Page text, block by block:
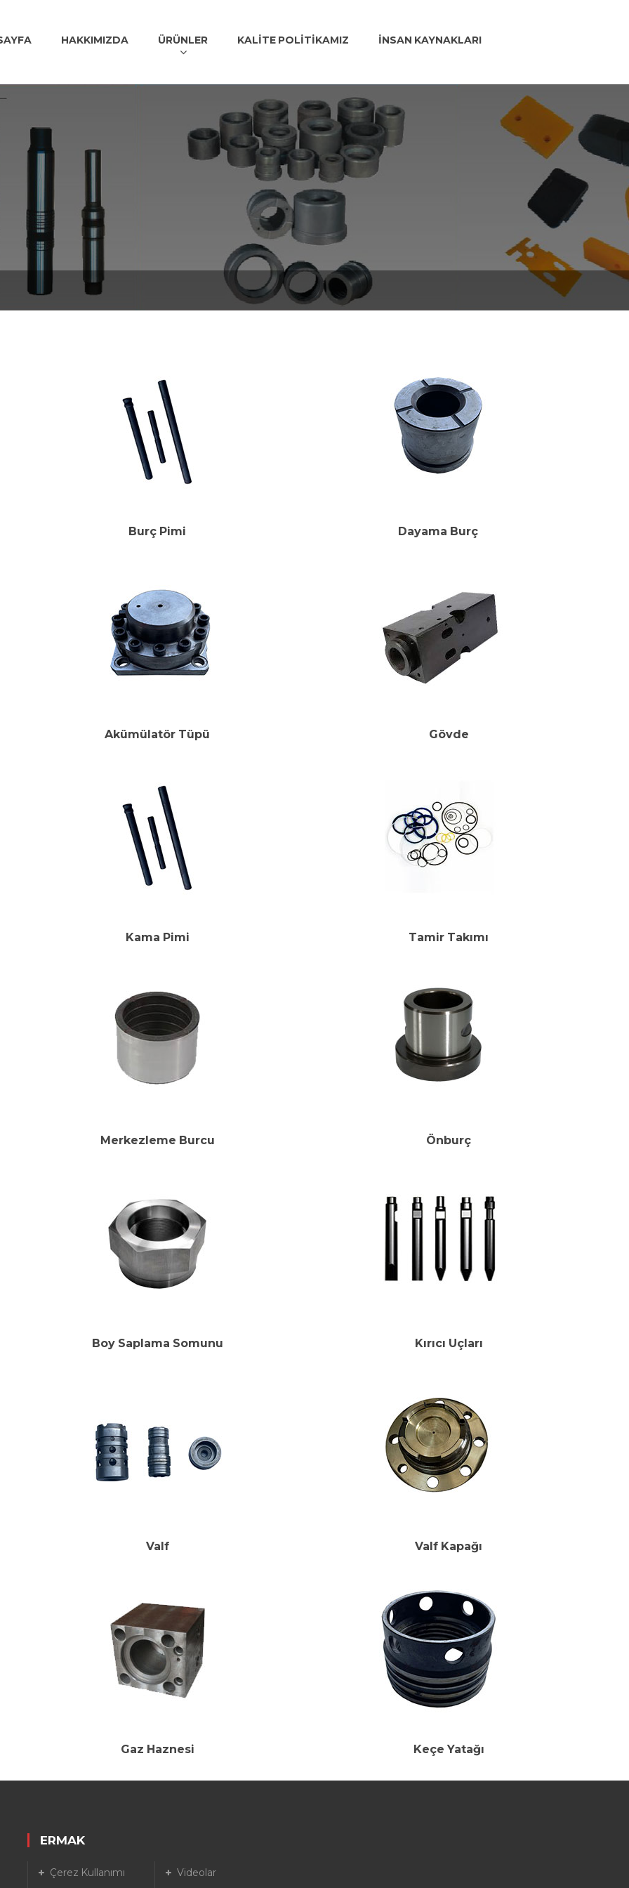
HAKKIMIZDA ÜRÜNLER KALİTE POLİTİKAMIZ İNSAN KAYNAKLARI
Burç Pimi Dayama Burç
Akümülatör Tüpü Gövde
Kama Pimi Tamir Takımı
Merkezleme Burcu Önburç
Boy Saplama Somunu Kırıcı Uçları
Valf Valf Kapağı
Gaz Haznesi Keçe Yatağı
ERMAK
Çerez Kullanımı Videolar